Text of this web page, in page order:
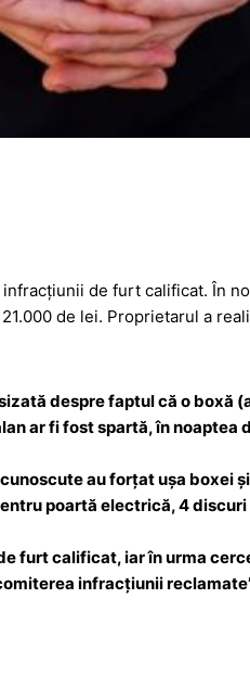
de furt calificat. În
de lei. Proprietarul a
despre faptul că o boxă
ar fi fost spartă, în noaptea
au forțat ușa boxei
poartă electrică, 4 discuri
furt calificat, iar în urma
infracţiunii